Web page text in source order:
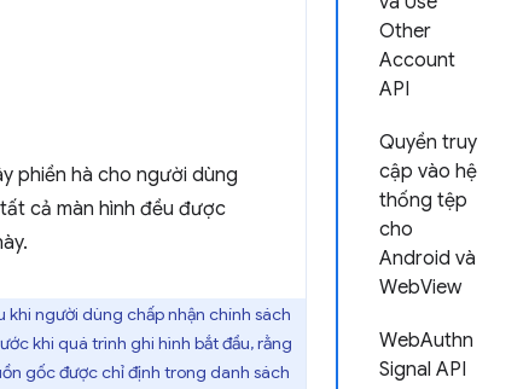
Other
Account
API
Quyền truy
cập vào hệ
thống tệp
cho
Android và
WebView
WebAuthn
Signal API
phiền hà cho người dùng
cả màn hình đều được
người dùng chấp nhận chính sách
khi quá trình ghi hình bắt đầu, rằng
gốc được chỉ định trong danh sách